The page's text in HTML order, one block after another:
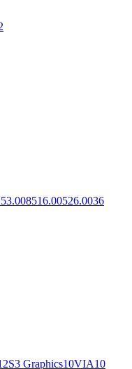
3.008516.00526.0036
S3 Graphics10VIA10